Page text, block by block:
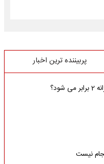
پربیننده ترین اخبار
نیست